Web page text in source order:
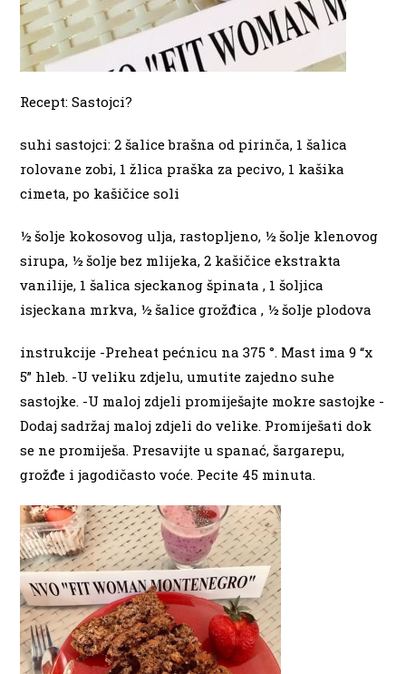
Recept: Sastojci?
suhi sastojci: 2 šalice brašna od pirinča, 1 šalica
rolovane zobi, 1 žlica praška za pecivo, 1 kašika
cimeta, po kašičice soli
½ šolje kokosovog ulja, rastopljeno, ½ šolje klenovog
sirupa, ½ šolje bez mlijeka, 2 kašičice ekstrakta
vanilije, 1 šalica sjeckanog špinata , 1 šoljica
isjeckana mrkva, ½ šalice grožđica , ½ šolje plodova
instrukcije -Preheat pećnicu na 375 °. Mast ima 9 “x
5” hleb. -U veliku zdjelu, umutite zajedno suhe
sastojke. -U maloj zdjeli promiješajte mokre sastojke -
Dodaj sadržaj maloj zdjeli do velike. Promiješati dok
se ne promiješa. Presavijte u spanać, šargarepu,
grožđe i jagodičasto voće. Pecite 45 minuta.